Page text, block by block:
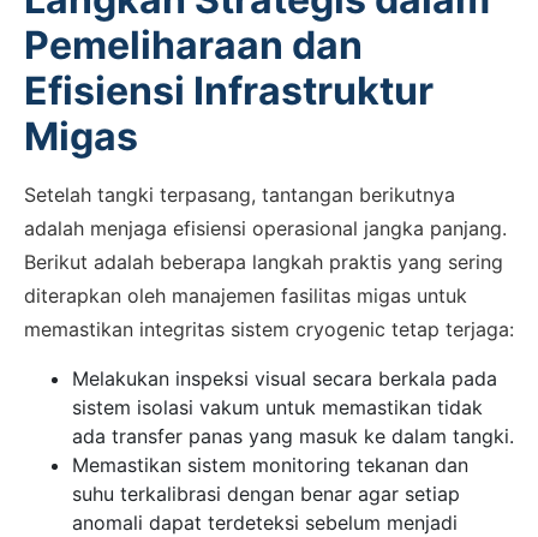
Pemeliharaan dan
Efisiensi Infrastruktur
Migas
Setelah tangki terpasang, tantangan berikutnya
adalah menjaga efisiensi operasional jangka panjang.
Berikut adalah beberapa langkah praktis yang sering
diterapkan oleh manajemen fasilitas migas untuk
memastikan integritas sistem cryogenic tetap terjaga:
Melakukan inspeksi visual secara berkala pada
sistem isolasi vakum untuk memastikan tidak
ada transfer panas yang masuk ke dalam tangki.
Memastikan sistem monitoring tekanan dan
suhu terkalibrasi dengan benar agar setiap
anomali dapat terdeteksi sebelum menjadi